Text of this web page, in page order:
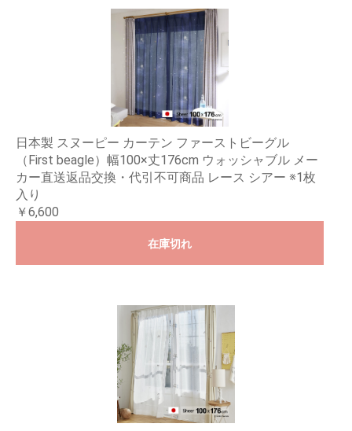
日本製 スヌーピー カーテン ファーストビーグル
（First beagle）幅100×丈176cm ウォッシャブル メー
カー直送返品交換・代引不可商品 レース シアー ※1枚
入り
￥6,600
在庫切れ